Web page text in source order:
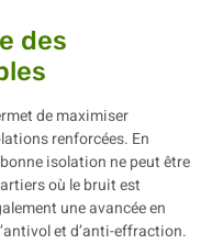
des
de maximiser
renforcées. En
isolation ne peut être
où le bruit est
une avancée en
et d’anti-effraction.